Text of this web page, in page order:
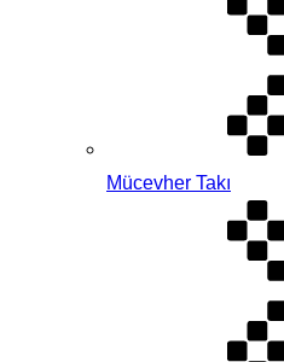
Mücevher Takı